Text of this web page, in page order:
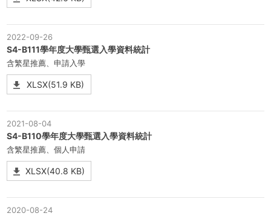
2022-09-26
S4-B111學年度大學甄選入學資料統計
含繁星推薦、申請入學
XLSX(51.9 KB)
2021-08-04
S4-B110學年度大學甄選入學資料統計
含繁星推薦、個人申請
XLSX(40.8 KB)
2020-08-24